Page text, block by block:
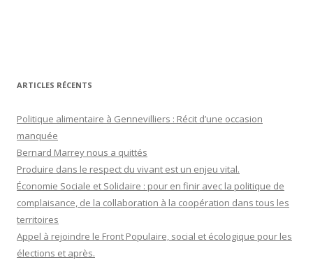
ARTICLES RÉCENTS
Politique alimentaire à Gennevilliers : Récit d’une occasion
manquée
Bernard Marrey nous a quittés
Produire dans le respect du vivant est un enjeu vital.
Économie Sociale et Solidaire : pour en finir avec la politique de
complaisance, de la collaboration à la coopération dans tous les
territoires
Appel à rejoindre le Front Populaire, social et écologique pour les
élections et après.